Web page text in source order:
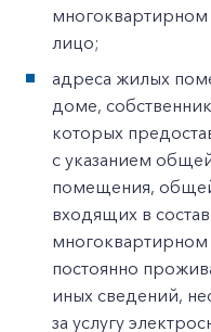
лицо;
адреса жилых
доме,
которых
с указанием
помещения,
входящих в
многоквартирном
постоянно
иных сведений,
за услугу